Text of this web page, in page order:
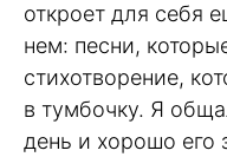
откроет для себя
нем: песни,
стихотворение,
в тумбочку. Я
день и хорошо его